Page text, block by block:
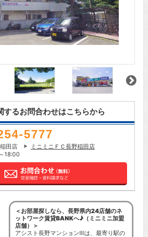
するお問合わせはこちらから
5777
田店
ミニミニＦＣ長野稲田店
18:00
＜お部屋探しなら、長野県内24店舗のネ
ットワーク賃貸BANKへ♪（ミニミニ加盟
店舗）＞
アシスト長野マンションⅢは、最寄り駅の